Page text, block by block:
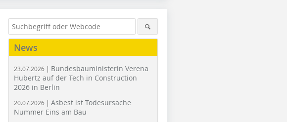
News
23.07.2026 | Bundesbauministerin Verena
Hubertz auf der Tech in Construction
2026 in Berlin
20.07.2026 | Asbest ist Todesursache
Nummer Eins am Bau